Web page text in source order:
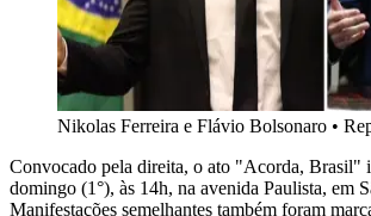
Nikolas Ferreira e Flávio Bolsonaro •
Convocado pela direita, o ato "Acorda, Brasil"
domingo (1°), às 14h, na avenida Paulista, em
Manifestações semelhantes também foram